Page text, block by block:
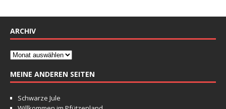
ARCHIV
MEINE ANDEREN SEITEN
Schwarze Jule